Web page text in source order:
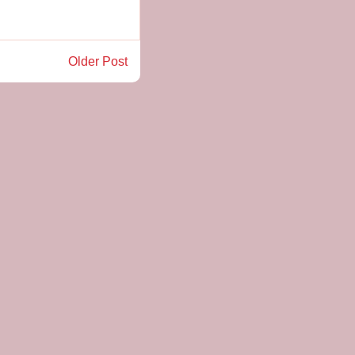
Older Post